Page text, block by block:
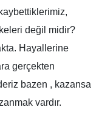
değil midir?
Hayallerine
gerçekten
bazen , kazansa
vardır.